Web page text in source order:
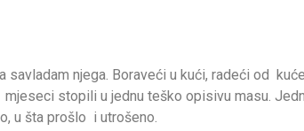
njega. Boraveći u kući, radeći od
stopili u jednu teško opisivu masu.
u šta prošlo i utrošeno.